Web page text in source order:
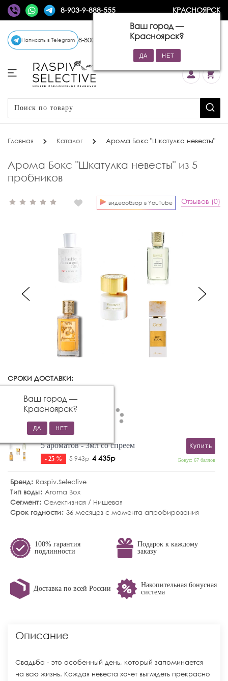
8-903-9-888-555 КРАСНОЯРСК
Ваш город —
Красноярск?
Написать в Telegram 8-800-770-72-34 (бесплатно)
Главная Каталог Арома Бокс "Шкатулка невесты"
Арома Бокс "Шкатулка невесты" из 5
пробников
Отзывов (0)
видеообзор в YouTube
СРОКИ ДОСТАВКИ:
Ваш город —
Красноярск?
5 ароматов - 3мл со спреем
- 25 % 5 943р 4 435р
Купить
Бонус: 67 баллов
Бренд
Raspiv.Selective
Тип воды Aroma Box
Сегмент Селективная / Нишевая
Срок годности 36 месяцев с момента апробирования
100% гарантия
подлинности
Подарок к каждому
заказу
Доставка по всей России
Накопительная бонусная
система
Описание
Свадьба - это особенный день, который запоминается
на всю жизнь. Каждая невеста хочет выглядеть прекрасно